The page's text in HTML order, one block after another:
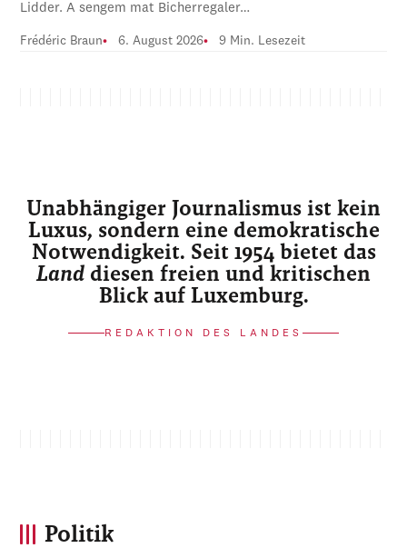
Lidder. A sengem mat Bicherregaler…
Frédéric Braun 6. August 2026 9 Min. Lesezeit
Unabhängiger Journalismus ist kein
Luxus, sondern eine demokratische
Notwendigkeit. Seit 1954 bietet das
Land diesen freien und kritischen
Blick auf Luxemburg.
REDAKTION DES LANDES
Politik